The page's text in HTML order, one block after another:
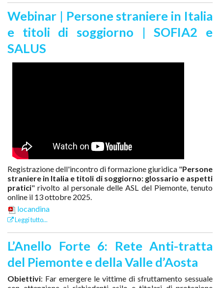
Webinar | Persone straniere in Italia
e titoli di soggiorno | SOFIA2 e
SALUS
Registrazione dell'incontro di formazione giuridica "Persone
straniere in Italia e titoli di soggiorno: glossario e aspetti
pratici" rivolto al personale delle ASL del Piemonte, tenuto
online il 13 ottobre 2025.
locandina
Leggi tutto...
L’Anello Forte 6: Rete Anti-tratta
del Piemonte e della Valle d’Aosta
Obiettivi: Far emergere le vittime di sfruttamento sessuale